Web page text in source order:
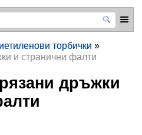
торбички »
и странични фалти
дръжки